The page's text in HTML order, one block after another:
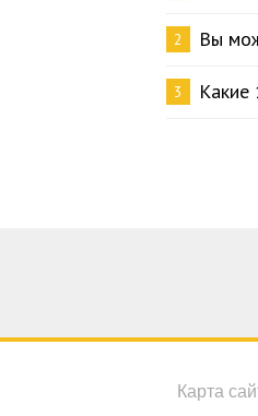
2 Вы
3 Какие
Карта